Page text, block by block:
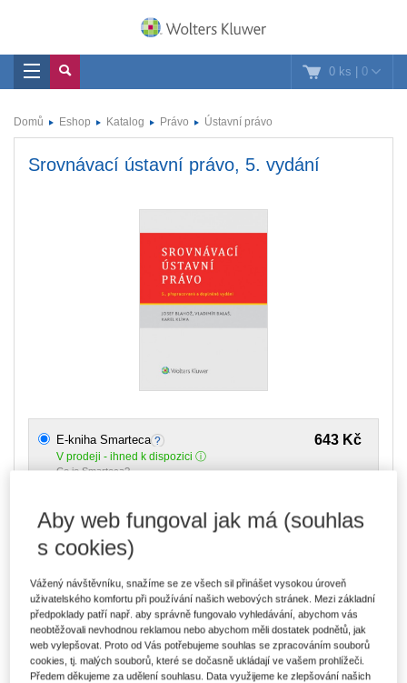
0 ks | 0
Domů Eshop Katalog Právo Ústavní právo
Srovnávací ústavní právo, 5. vydání
643 Kč
E-kniha Smarteca
V prodeji - ihned k dispozici
Co je Smarteca?
Upozorňujeme, že v období od 1.8. do 21.8. z technických
důvodů nemůžeme vystavovat daňové doklady. Budou vám
zaslány dodatečně e-mailem.
Ceny jsou včetně DPH
Ke stažení
Obsah
Aby web fungoval jak má (souhlas
s cookies)
Vážený návštěvníku, snažíme se ze všech sil přinášet vysokou úroveň
uživatelského komfortu při používání našich webových stránek. Mezi základní
předpoklady patří např. aby správně fungovalo vyhledávání, abychom vás
neobtěžovali nevhodnou reklamou nebo abychom měli dostatek podnětů, jak
web vylepšovat. Proto od Vás potřebujeme souhlas se zpracováním souborů
cookies, tj. malých souborů, které se dočasně ukládají ve vašem prohlížeči.
Předem děkujeme za udělení souhlasu. Data využijeme ke zlepšování našich